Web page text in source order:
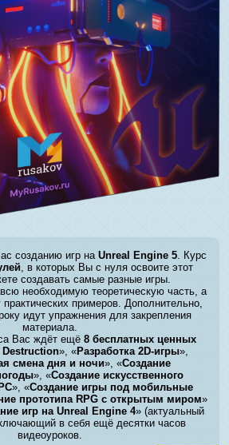
созданию игр наUnreal Engine 5 . Курс
, в которых Вы с нуля освоите этот
создавать самые разные игры.
необходимую теоретическую часть, а
примеров. Дополнительно,
идут упражнения для закрепления
материала.
Вас ждёт ещё8 бесплатных ценных
Destruction», «Разработка 2D-игры»,
смена дня и ночи», «Создание
», «Создание искусственного
», «Создание игры под мобильные
прототипа RPG с открытым миром»
игр на Unreal Engine 4» (актуальный
в себя ещё десятки часов
видеоуроков.